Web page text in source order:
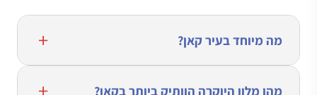
מה מיוחד בעיר קאן?
מהו מלון היוקרה הוותיק ביותר בקאן?